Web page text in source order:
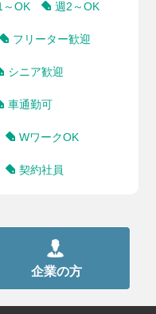
～OK 週2～OK
フリーター歓迎
シニア歓迎
車通勤可
WワークOK
契約社員
企業の方